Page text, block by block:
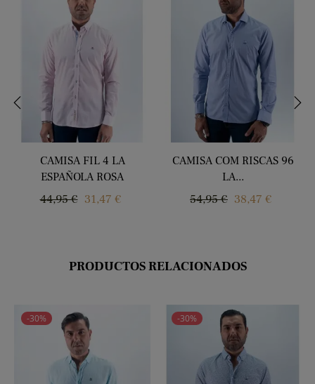
CAMISA FIL 4 LA
ESPAÑOLA ROSA
Regular
44,95 € Price
31,47 €
CAMISA COM RISCAS 96
LA...
Regular
54,95 € Price
38,47 €
PRODUCTOS RELACIONADOS
-30% -30%